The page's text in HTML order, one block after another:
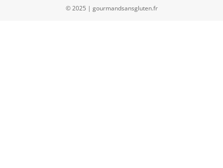
© 2025 | gourmandsansgluten.fr